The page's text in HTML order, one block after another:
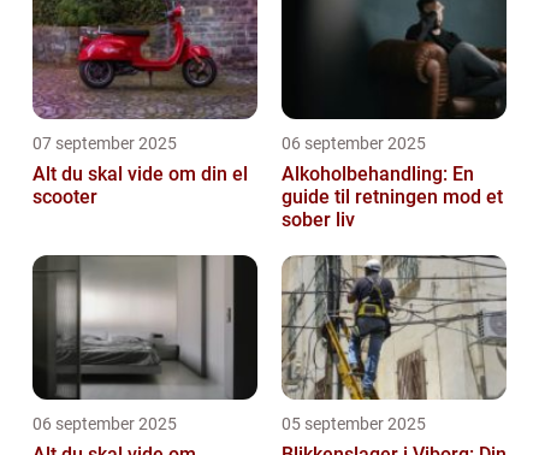
07 september 2025
Alt du skal vide om din el
scooter
06 september 2025
Alkoholbehandling: En
guide til retningen mod et
sober liv
06 september 2025 05 september 2025